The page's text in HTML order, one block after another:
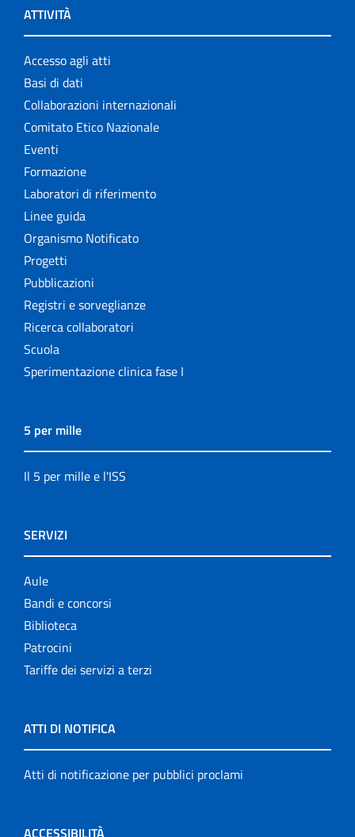
ATTIVITÀ
Accesso agli atti
Basi di dati
Collaborazioni internazionali
Comitato Etico Nazionale
Eventi
Formazione
Laboratori di riferimento
Linee guida
Organismo Notificato
Progetti
Pubblicazioni
Registri e sorveglianze
Ricerca collaboratori
Scuola
Sperimentazione clinica fase I
5 per mille
Il 5 per mille e l'ISS
SERVIZI
Aule
Bandi e concorsi
Biblioteca
Patrocini
Tariffe dei servizi a terzi
ATTI DI NOTIFICA
Atti di notificazione per pubblici proclami
ACCESSIBILITÀ